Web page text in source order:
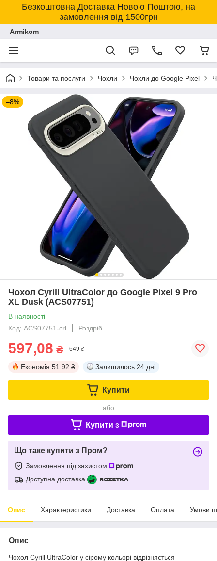
Безкоштовна Доставка Новою Поштою, на
замовлення від 1500грн
Armikom
Товари та послуги Чохли Чохли до Google Pixel
–8%
Чохол Cyrill UltraColor до Google Pixel 9 Pro
XL Dusk (ACS07751)
В наявності
Код: ACS07751-crl
Роздріб
597,08 ₴ 649 ₴
Економія 51.92 ₴ Залишилось 24 дні
Купити
або
Купити з
Що таке купити з Пром?
Замовлення під захистом
Доступна доставка
Опис Характеристики Доставка Оплата Умови
Опис
Чохол Cyrill UltraColor у сірому кольорі відрізняється